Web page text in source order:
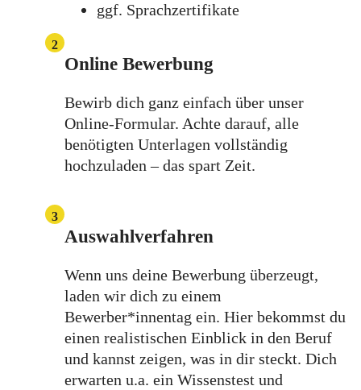
ggf. Sprachzertifikate
2
Online Bewerbung
Bewirb dich ganz einfach über unser
Online-Formular. Achte darauf, alle
benötigten Unterlagen vollständig
hochzuladen – das spart Zeit.
3
Auswahlverfahren
Wenn uns deine Bewerbung überzeugt,
laden wir dich zu einem
Bewerber*innentag ein. Hier bekommst du
einen realistischen Einblick in den Beruf
und kannst zeigen, was in dir steckt. Dich
erwarten u.a. ein Wissenstest und